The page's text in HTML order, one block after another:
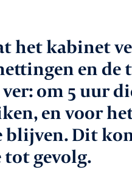
het kabinet
en de
om 5 uur
en voor
Dit
tot gevolg.